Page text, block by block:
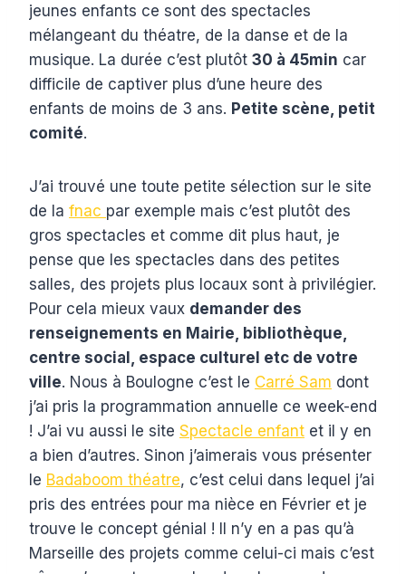
jeunes enfants ce sont des spectacles
mélangeant du théatre, de la danse et de la
musique. La durée c’est plutôt 30 à 45min car
difficile de captiver plus d’une heure des
enfants de moins de 3 ans. Petite scène, petit
comité.
J’ai trouvé une toute petite sélection sur le site
de la fnac par exemple mais c’est plutôt des
gros spectacles et comme dit plus haut, je
pense que les spectacles dans des petites
salles, des projets plus locaux sont à privilégier.
Pour cela mieux vaux demander des
renseignements en Mairie, bibliothèque,
centre social, espace culturel etc de votre
ville. Nous à Boulogne c’est le Carré Sam dont
j’ai pris la programmation annuelle ce week-end
! J’ai vu aussi le site Spectacle enfant et il y en
a bien d’autres. Sinon j’aimerais vous présenter
le Badaboom théatre, c’est celui dans lequel j’ai
pris des entrées pour ma nièce en Février et je
trouve le concept génial ! Il n’y en a pas qu’à
Marseille des projets comme celui-ci mais c’est